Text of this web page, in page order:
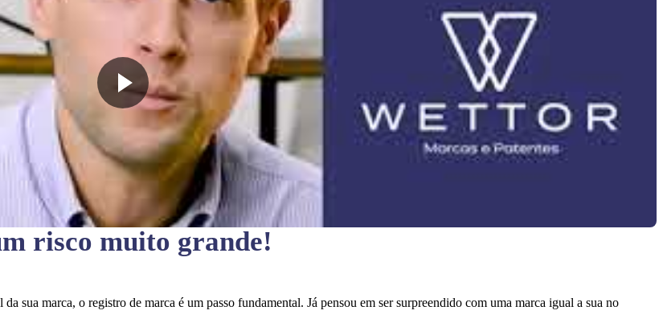
risco muito grande!
da sua marca, o registro de marca é um passo fundamental. Já pensou em ser surpreendido com uma marca igual a sua no